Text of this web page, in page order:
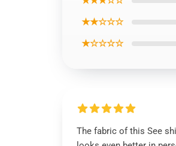
★★☆☆☆
★☆☆☆☆
The fabric of this See